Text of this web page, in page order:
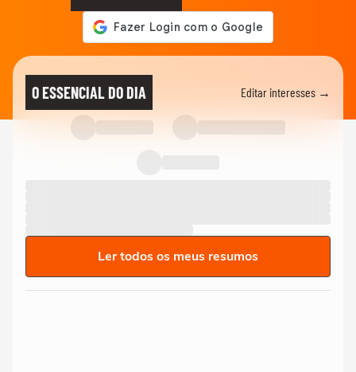
O ESSENCIAL DO DIA Editar interesses →
Ler todos os meus resumos